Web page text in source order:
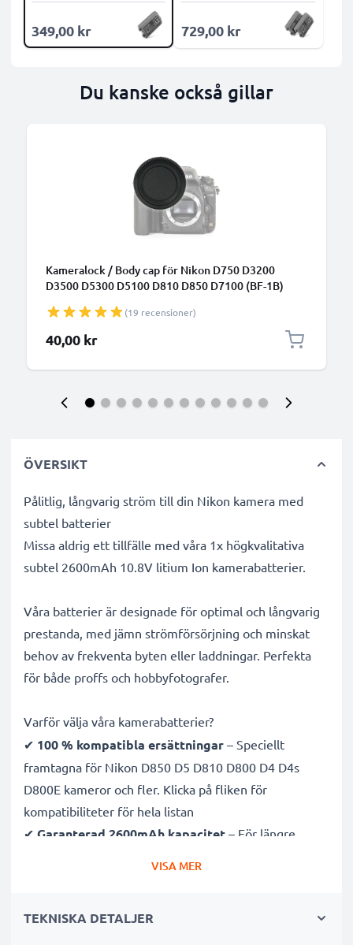
349,00 kr 729,00 kr
Du kanske också gillar
Kameralock / Body cap för Nikon D750 D3200
D3500 D5300 D5100 D810 D850 D7100 (BF-1B)
Nikkor F Mount - AF-S AF-P AI cover - effektivt
skydd mot smuts för ditt kamerahus
(19 recensioner)
40,00 kr
ÖVERSIKT
Pålitlig, långvarig ström till din Nikon kamera med
subtel batterier
Missa aldrig ett tillfälle med våra 1x högkvalitativa
subtel 2600mAh 10.8V litium Ion kamerabatterier.
Våra batterier är designade för optimal och långvarig
prestanda, med jämn strömförsörjning och minskat
behov av frekventa byten eller laddningar. Perfekta
för både proffs och hobbyfotografer.
Varför välja våra kamerabatterier?
✔ 100 % kompatibla ersättningar – Speciellt
framtagna för Nikon D850 D5 D810 D800 D4 D4s
D800E kameror och fler. Klicka på fliken för
kompatibiliteter för hela listan
✔ Garanterad 2600mAh kapacitet – För längre
✔Hög kvalitet & säkerhet
VISA MER
TEKNISKA DETALJER